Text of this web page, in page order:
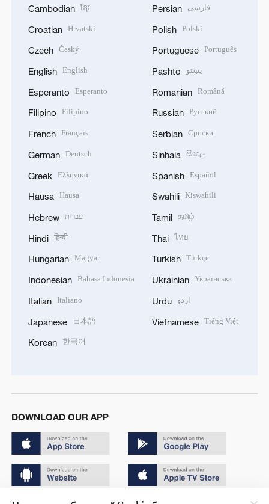
Cambodian ខ្មែរ
Croatian Hrvatski
Czech Český
English English
Esperanto Esperanto
Filipino Filipino
French Français
German Deutsch
Greek Ελληνικά
Hausa Hausa
Hebrew עברית
Hindi हिन्दी
Hungarian Magyar
Indonesian Bahasa Indonesia
Italian Italiano
Japanese 日本語
Korean 한국어
Persian فارسی
Polish Polski
Portuguese Português
Pashto پښتو
Romanian Română
Russian Русский
Serbian Српски
Sinhala සිංහල
Spanish Español
Swahili Kiswahili
Tamil தமிழ்
Thai ไทย
Turkish Türkçe
Ukrainian Українська
Urdu اردو
Vietnamese Tiếng Việt
DOWNLOAD OUR APP